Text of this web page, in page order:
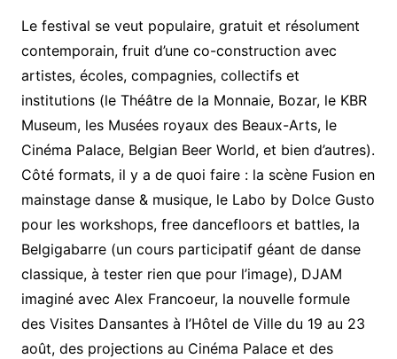
Le festival se veut populaire, gratuit et résolument
contemporain, fruit d’une co-construction avec
artistes, écoles, compagnies, collectifs et
institutions (le Théâtre de la Monnaie, Bozar, le KBR
Museum, les Musées royaux des Beaux-Arts, le
Cinéma Palace, Belgian Beer World, et bien d’autres).
Côté formats, il y a de quoi faire : la scène Fusion en
mainstage danse & musique, le Labo by Dolce Gusto
pour les workshops, free dancefloors et battles, la
Belgigabarre (un cours participatif géant de danse
classique, à tester rien que pour l’image), DJAM
imaginé avec Alex Francoeur, la nouvelle formule
des Visites Dansantes à l’Hôtel de Ville du 19 au 23
août, des projections au Cinéma Palace et des